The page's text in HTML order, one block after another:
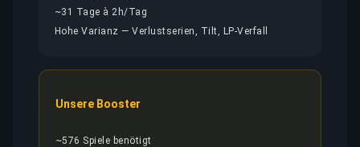
~31 Tage à 2h/Tag
Hohe Varianz — Verlustserien, Tilt, LP-Verfall
Unsere Booster
~576 Spiele benötigt